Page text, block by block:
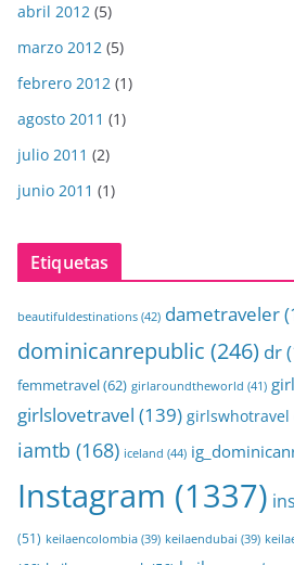
abril 2012 (5)
marzo 2012 (5)
febrero 2012 (1)
agosto 2011 (1)
julio 2011 (2)
junio 2011 (1)
Etiquetas
beautifuldestinations (42) dametraveler
dominicanrepublic (246) dr
femmetravel(62) girlaroundtheworld (41)
girlslovetravel (139) girlswhotravel
iamtb (168) iceland (44)
Instagram (1337)
(51) keilaencolombia (39) keilaendubai (39)